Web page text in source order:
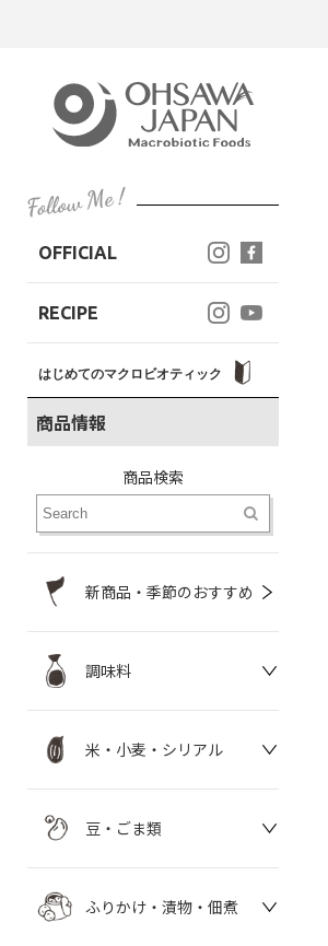
OFFICIAL
RECIPE
はじめてのマクロビオティック
商品情報
商品検索
新商品・季節のおすすめ
調味料
米・小麦・シリアル
豆・ごま類
ふりかけ・漬物・佃煮